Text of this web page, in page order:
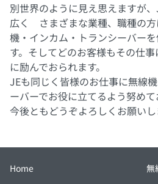
別世界のように見え思えますが
広く さまざまな業種、職種の
機・インカム・トランシーバー
す。そしてどのお客様もその仕
に励んでおられます。
JEも同じく皆様のお仕事に無線
ーバーでお役に立てるよう努めて
今後ともどうぞよろしくお願いし
Home
無